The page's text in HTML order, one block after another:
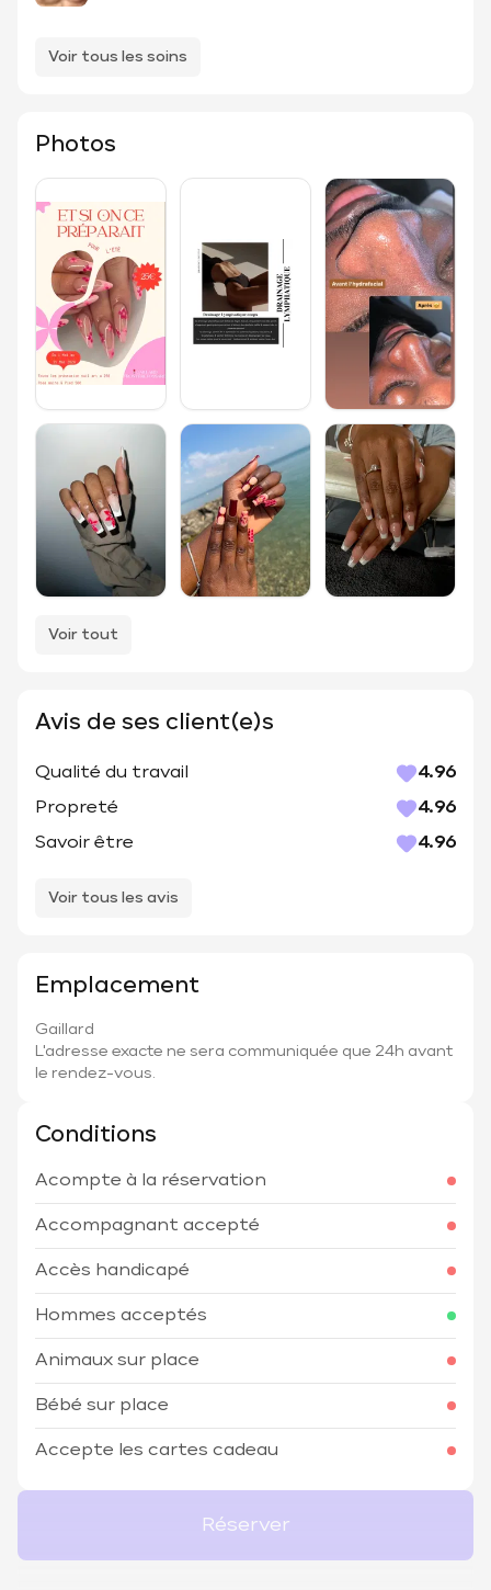
Voir tous les soins
Photos
Voir tout
Avis de ses client(e)s
Qualité du travail
4.96
Propreté
4.96
Savoir être
4.96
Voir tous les avis
Emplacement
Gaillard
L'adresse exacte ne sera communiquée que 24h avant
le rendez-vous.
Conditions
Acompte à la réservation
Accompagnant accepté
Accès handicapé
Hommes acceptés
Animaux sur place
Bébé sur place
Accepte les cartes cadeau
Réserver